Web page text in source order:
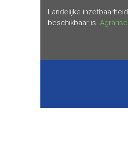
Landelijke
beschikbaar is.